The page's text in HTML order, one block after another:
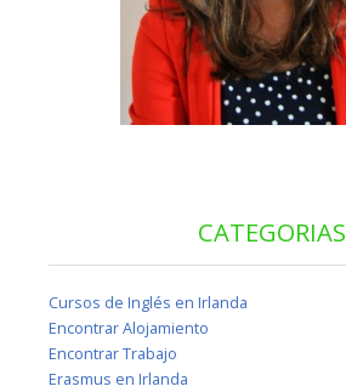
CATEGORIAS
Cursos de Inglés en Irlanda
Encontrar Alojamiento
Encontrar Trabajo
Erasmus en Irlanda